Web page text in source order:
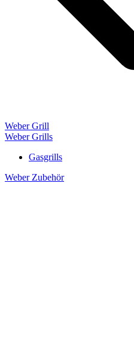
Weber Grill
Weber Grills
Gasgrills
Weber Zubehör